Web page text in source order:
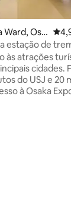
Ward, Osa
estação de
de trem para
/ Lien de
às atrações
cidades.
do USJ e 20
à Osaka